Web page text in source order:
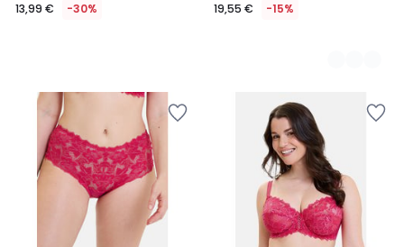
13,99 € -30% 19,55 € -15%